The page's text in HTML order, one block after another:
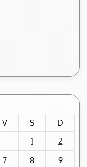
V S
D
1
2
7 8
9